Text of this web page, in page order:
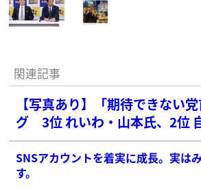
関連記事
【写真あり】「期待できない
グ 3位 れいわ・山本氏、2位
相を抑えた圧倒的1位は？
SNSアカウントを着実に成長。実は
す。